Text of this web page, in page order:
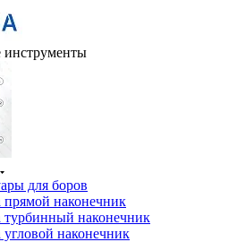
инструменты
для боров
наконечник
турбинный наконечник
наконечник